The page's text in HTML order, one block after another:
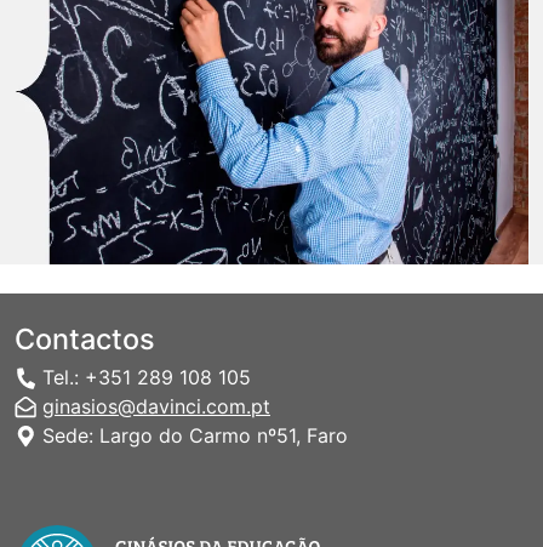
Contactos
Tel.: +351 289 108 105
ginasios@davinci.com.pt
Sede: Largo do Carmo nº51, Faro